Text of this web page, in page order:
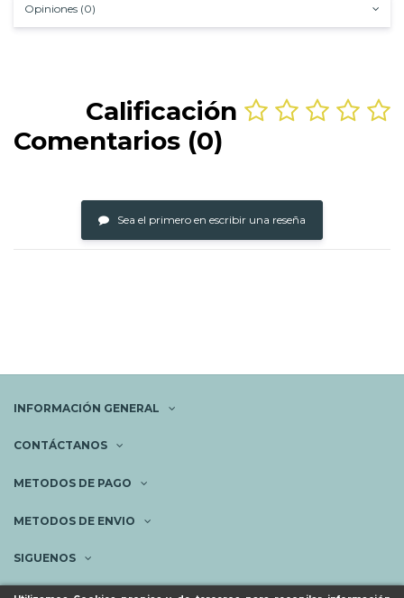
Opiniones (0)
Calificación
Comentarios (0)
Sea el primero en escribir una reseña
INFORMACIÓN GENERAL
CONTÁCTANOS
METODOS DE PAGO
METODOS DE ENVIO
SIGUENOS